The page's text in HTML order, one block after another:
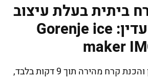
ביתית בעלת עיצוב
אלגנטי ועדין: Gorenje ice
maker
בעיצוב אלגנטי ועדין והכנת קרח מהירה תוך 9 דקות בלבד,